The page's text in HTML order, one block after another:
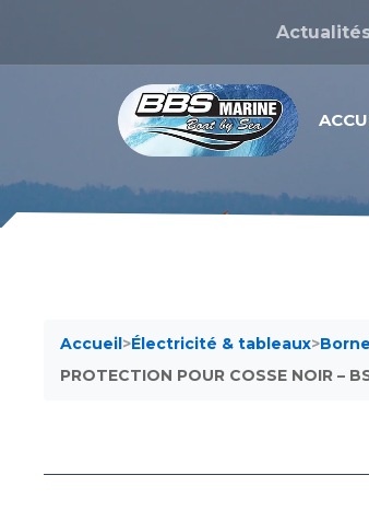
Accueil>Électricité & tableaux>
PROTECTION POUR COSSE NOIR –